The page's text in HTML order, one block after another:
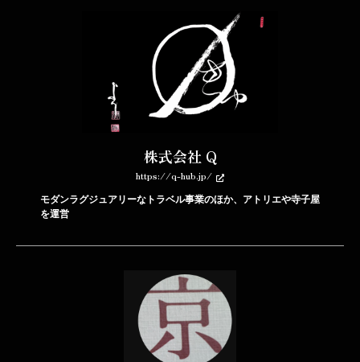
株式会社 Q
https://q-hub.jp/
モダンラグジュアリーなトラベル事業のほか、アトリエや寺子屋
を運営